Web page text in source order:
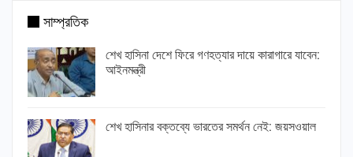
সাম্প্রতিক
শেখ হাসিনা দেশে ফিরে গণহত্যার দায়ে কারাগারে যাবেন:
আইনমন্ত্রী
শেখ হাসিনার বক্তব্যে ভারতের সমর্থন নেই: জয়সওয়াল